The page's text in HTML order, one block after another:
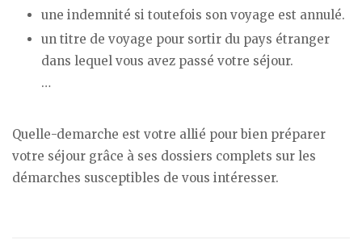
une indemnité si toutefois son voyage est annulé.
un titre de voyage pour sortir du pays étranger
dans lequel vous avez passé votre séjour.
…
Quelle-demarche est votre allié pour bien préparer
votre séjour grâce à ses dossiers complets sur les
démarches susceptibles de vous intéresser.